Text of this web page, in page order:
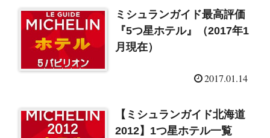
ミシュランガイド最高評価
『5つ星ホテル』（2017年1
月現在）
2017.01.14
【ミシュランガイド北海道
2012】1つ星ホテル一覧